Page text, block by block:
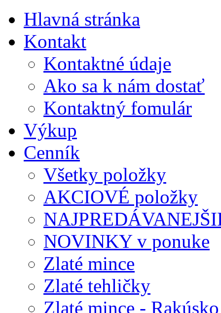
Hlavná stránka
Kontakt
Kontaktné údaje
Ako sa k nám dostať
Kontaktný fomulár
Výkup
Cenník
Všetky položky
AKCIOVÉ položky
NOVINKY v ponuke
Zlaté mince
Zlaté tehličky
Zlaté mince - Rakúsko